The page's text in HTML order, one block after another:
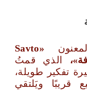
«
Savto
الذي قمتُ
تفكير طويلة،
ويَلتقي